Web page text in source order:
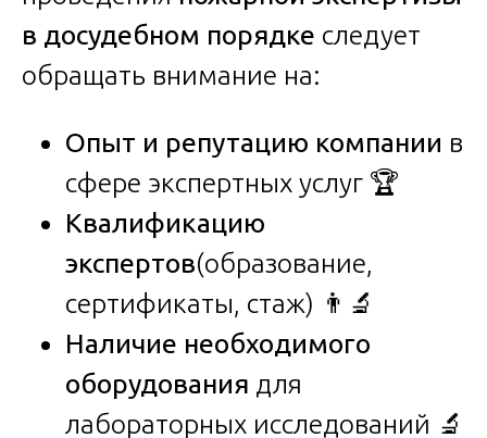
в досудебном порядке следует
обращать внимание на:
Опыт и репутацию компании в
сфере экспертных услуг 🏆
Квалификацию
экспертов(образование,
сертификаты, стаж) 👨‍🔬
Наличие необходимого
оборудования для
лабораторных исследований 🔬